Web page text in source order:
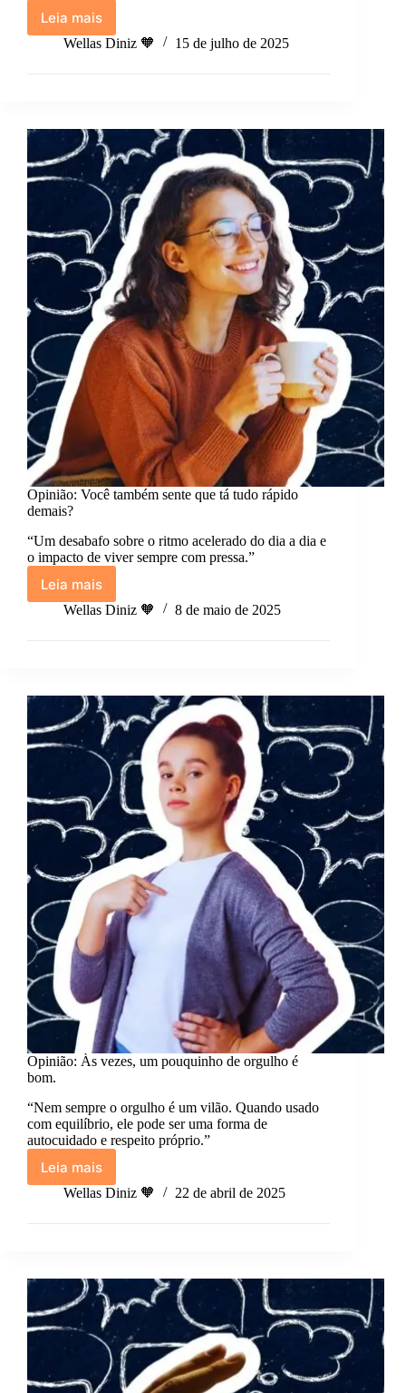
Leia mais
Opinião:
O
eu
o
silêncio
das
pessoas.
Wellas Diniz 🧡 15 de julho de 2025
Opinião: Você também sente que tá tudo rápido
demais?
“Um desabafo sobre o ritmo acelerado do dia a dia e
o impacto de viver sempre com pressa.”
Leia mais
Opinião:
Você
sente
tudo
rápido
demais?
Wellas Diniz 🧡 8 de maio de 2025
Opinião: Às vezes, um pouquinho de orgulho é
bom.
“Nem sempre o orgulho é um vilão. Quando usado
com equilíbrio, ele pode ser uma forma de
autocuidado e respeito próprio.”
Leia mais
Opinião:
Às
um
orgulho
é
bom.
Wellas Diniz 🧡 22 de abril de 2025